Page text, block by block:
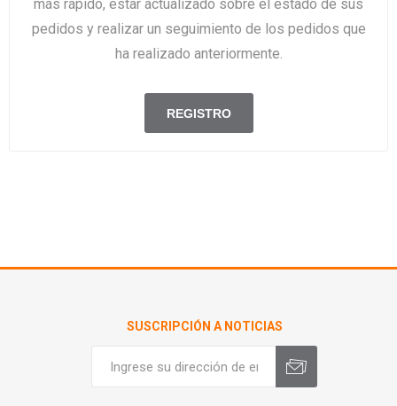
más rápido, estar actualizado sobre el estado de sus
pedidos y realizar un seguimiento de los pedidos que
ha realizado anteriormente.
SUSCRIPCIÓN A NOTICIAS